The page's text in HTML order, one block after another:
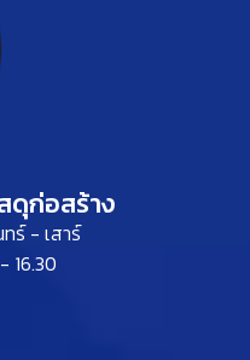
ดุก่อสร้าง
ร์ - เสาร์
16.30